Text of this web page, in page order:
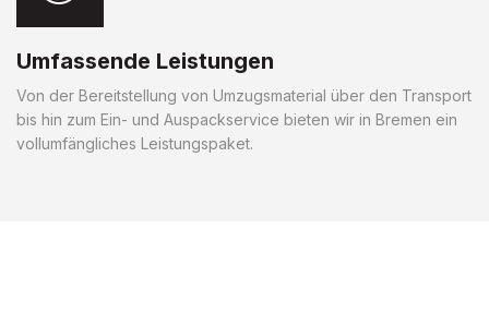
Umfassende Leistungen
Von der Bereitstellung von Umzugsmaterial über den Transport
bis hin zum Ein- und Auspackservice bieten wir in Bremen ein
vollumfängliches Leistungspaket.